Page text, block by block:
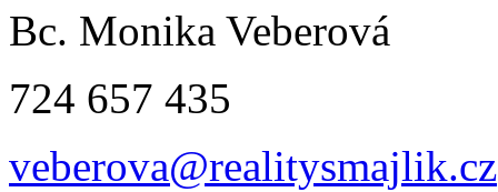
Bc. Monika Veberová
724 657 435
veberova@realitysmajlik.cz